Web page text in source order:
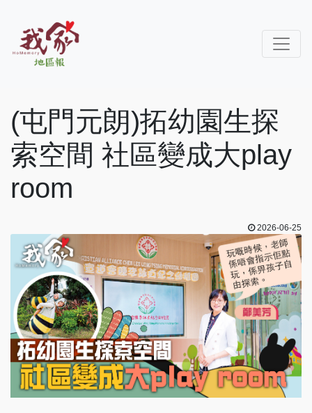
(屯門元朗)拓幼園生探
索空間 社區變成大play
room
2026-06-25